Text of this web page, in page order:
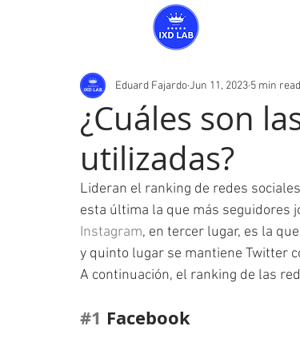
¿Cuáles son
utilizadas?
Eduard FajardoJun 11, 2023 5 min read
Lideran el ranking de redes
esta última la que más seguidores
Instagram, en tercer lugar, es la
y quinto lugar se mantiene Twitter
A continuación, el ranking de las
#1 Facebook